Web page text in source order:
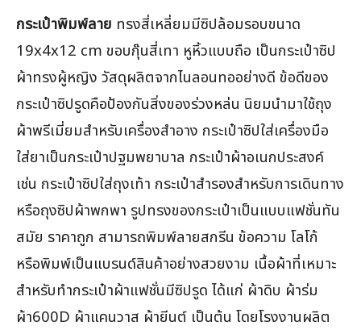
กระเป๋าพิมพ์ลาย ทรงสี่เหลี่ยมมีซิปล้อมรอบขนาด
19x4x12 cm ขอบกุ๊นสี่เทา หูหิ้วแบบถือ เป็นกระเป๋าซิป
ผ้าทรงผู้หญิง วัสดุผลิตจากไนลอนทออย่างดี ข้อดีของ
กระเป๋าซิปรูดคือป้องกันสิ่งของร่วงหล่น นิยมนำมาใช้ถุง
ผ้าพรีเมี่ยมสำหรับเครื่องสำอาง กระเป๋าซิปใส่เครื่องมือ
ใส่ยาเป็นกระเป๋าปฐมพยาบาล กระเป๋าผ้าอเนกประสงค์
เช่น กระเป๋าซิปใส่ถุงเท้า กระเป๋าสำรองสำหรับการเดินทาง
หรือถุงซิปผ้าพกพา รูปทรงของกระเป๋าเป็นแบบแฟชั่นทัน
สมัย ราคาถูก สามารถพิมพ์ลายสกรีน ข้อความ โลโก้
หรือพิมพ์เป็นแบรนด์สินค้าอย่างสวยงาม เนื้อผ้าที่เหมาะ
สำหรับทำกระเป๋าผ้าแฟชั่นมีซิปรูด ได้แก่ ผ้าดิบ ผ้าร่ม
ผ้า600D ผ้าแคนวาส ผ้ายีนต์ เป็นต้น โดยโรงงานผลิต